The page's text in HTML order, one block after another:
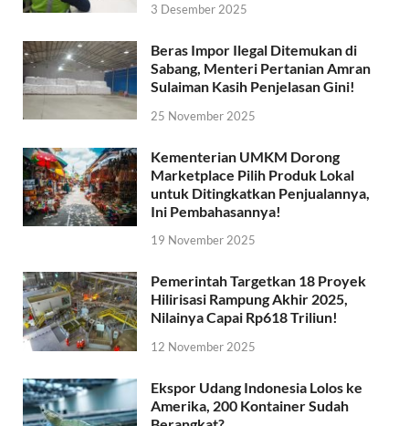
3 Desember 2025
Beras Impor Ilegal Ditemukan di
Sabang, Menteri Pertanian Amran
Sulaiman Kasih Penjelasan Gini!
25 November 2025
Kementerian UMKM Dorong
Marketplace Pilih Produk Lokal
untuk Ditingkatkan Penjualannya,
Ini Pembahasannya!
19 November 2025
Pemerintah Targetkan 18 Proyek
Hilirisasi Rampung Akhir 2025,
Nilainya Capai Rp618 Triliun!
12 November 2025
Ekspor Udang Indonesia Lolos ke
Amerika, 200 Kontainer Sudah